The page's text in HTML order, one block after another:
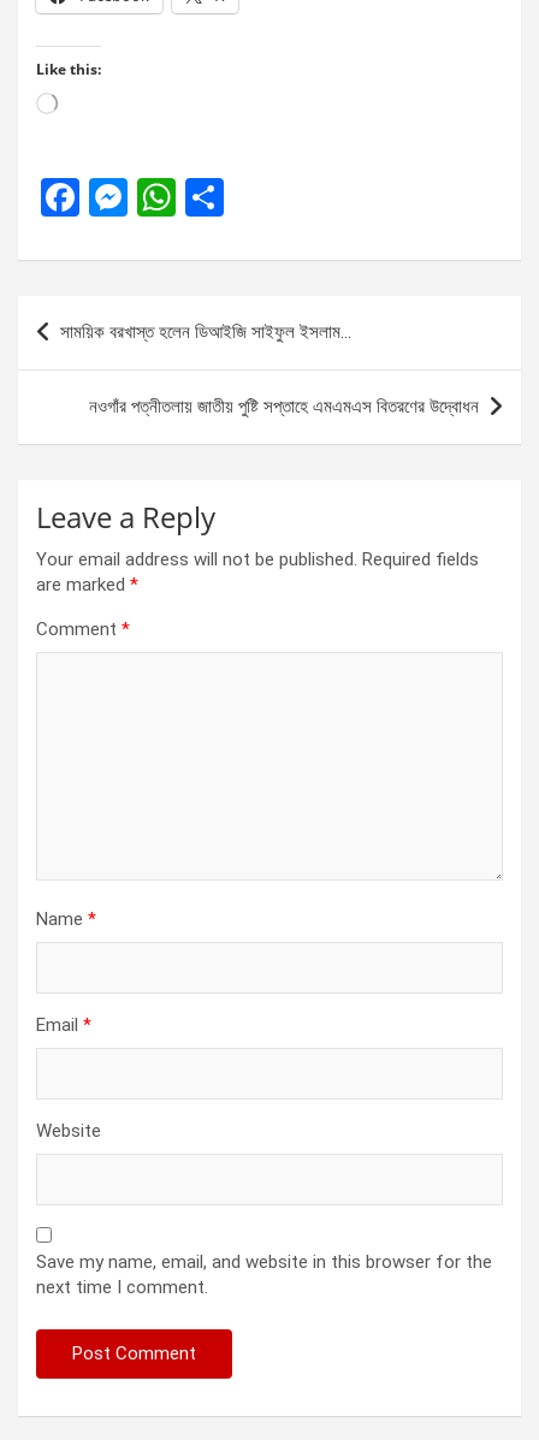
Like this:
Loading…
F
ce
b
o
o
M
se
g
er
W
at
A
p
ar
e
Post
navigation
সাময়িক বরখাস্ত হলেন ডিআইজি সাইফুল ইসলাম…
নওগাঁর পত্নীতলায় জাতীয় পুষ্টি সপ্তাহে এমএমএস বিতরণের উদ্বোধন
Leave a Reply
Your email address will not be published. Required fields
are marked *
Comment *
Name *
Email *
Website
Save my name, email, and website in this browser for the
next time I comment.